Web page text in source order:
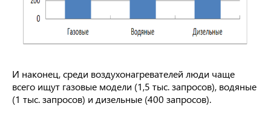
И наконец, среди воздухонагревателей люди чаще
всего ищут газовые модели (1,5 тыс. запросов), водяные
(1 тыс. запросов) и дизельные (400 запросов).